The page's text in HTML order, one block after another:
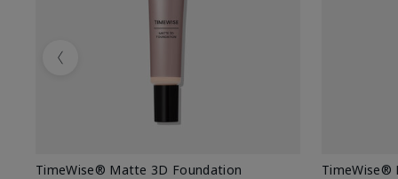
TimeWise® Matte 3D Foundation
TimeWise®
Previous